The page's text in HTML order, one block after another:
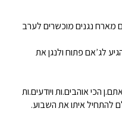
מארח נגנים מוכשרים לערב
לג’אם פתוח ולנגן את
הכי אוהבים.ות ויודעים.ות
להתחיל איתו את השבוע.